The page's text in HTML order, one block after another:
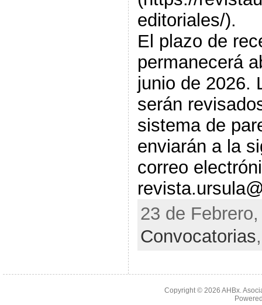
editoriales/).
El plazo de
permanecerá
junio de 2026.
serán
sistema de
enviarán a la
correo
23 de
Convocatorias
Copyright © 2026AHBx.